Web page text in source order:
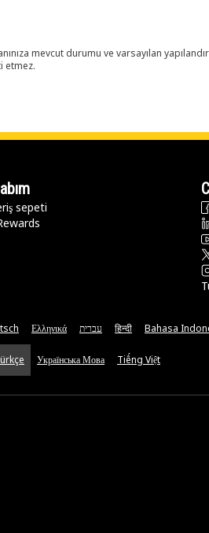
mevcut durumu ve varsayılan
etmez.
sepeti
Ελληνικά עברית हिन्दी Bahasa
Українська Мова Tiếng Việt